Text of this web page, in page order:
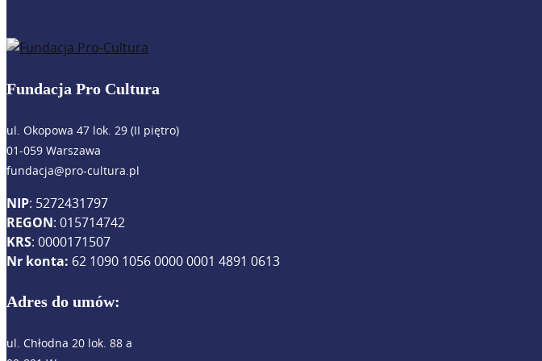
Fundacja Pro Cultura
ul. Okopowa 47 lok. 29 (II piętro)
01-059 Warszawa
fundacja@pro-cultura.pl
NIP: 5272431797
REGON: 015714742
KRS: 0000171507
Nr konta: 62 1090 1056 0000 0001 4891 0613
Adres do umów:
ul. Chłodna 20 lok. 88 a